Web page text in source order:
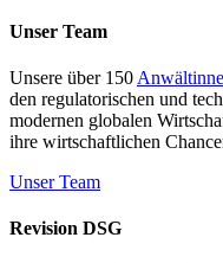
Unser Team
Unsere über 150
den regulatorischen und
modernen globalen
ihre wirtschaftlichen
Unser Team
Revision DSG